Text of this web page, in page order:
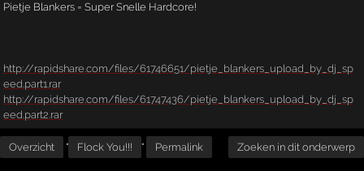
Pietje Blankers = Super Snelle Hardcore!
http://rapidshare.com/files/61746651/pietje_blankers_upload_by_dj_sp
eed.part1.rar
http://rapidshare.com/files/61747436/pietje_blankers_upload_by_dj_sp
eed.part2.rar
Overzicht " Flock You!!! " Permalink Zoeken in dit onderwerp